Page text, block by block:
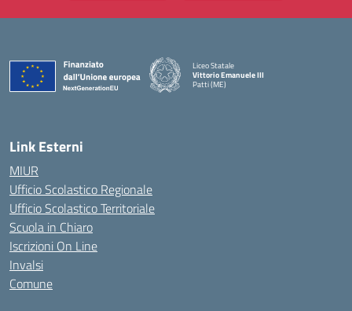
Liceo Statale
Vittorio Emanuele III
Patti (ME)
Link Esterni
MIUR
Ufficio Scolastico Regionale
Ufficio Scolastico Territoriale
Scuola in Chiaro
Iscrizioni On Line
Invalsi
Comune